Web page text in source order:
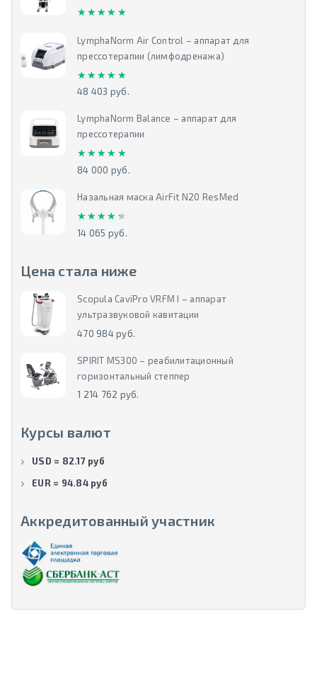
★★★★★
★★★★★
LymphaNorm Air Control – аппарат для
прессотерапии (лимфодренажа)
★★★★★
★★★★★
48 403 руб.
LymphaNorm Balance – аппарат для
прессотерапии
★★★★★
★★★★★
84 000 руб.
Назальная маска AirFit N20 ResMed
★★★★★
★★★★★
14 065 руб.
Цена стала ниже
Scopula CaviPro VRFM I – аппарат
ультразвуковой кавитации
470 984 руб.
SPIRIT MS300 – реабилитационный
горизонтальный степпер
1 214 762 руб.
Курсы валют
USD = 82.17 руб
EUR = 94.84 руб
Аккредитованный участник